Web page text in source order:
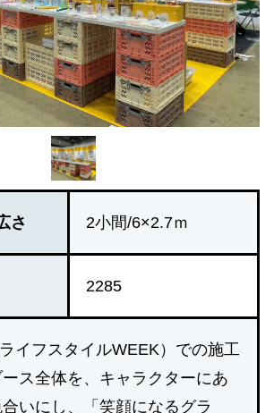
さ 2小間/6×2.7ｍ
2285
イフスタイルWEEK）での施工
ス全体を、キャラクターにあ
いにし、「笑顔になるグラ